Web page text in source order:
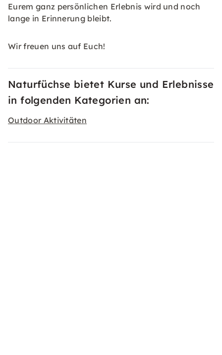
Eurem ganz persönlichen Erlebnis wird und noch
lange in Erinnerung bleibt.
Wir freuen uns auf Euch!
Naturfüchse bietet Kurse und Erlebnisse
in folgenden Kategorien an:
Outdoor Aktivitäten